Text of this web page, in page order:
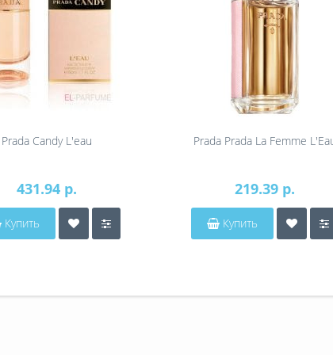
Prada Candy L'eau
431.94 р.
Купить
Prada Prada La Femme
219.39 р.
Купить